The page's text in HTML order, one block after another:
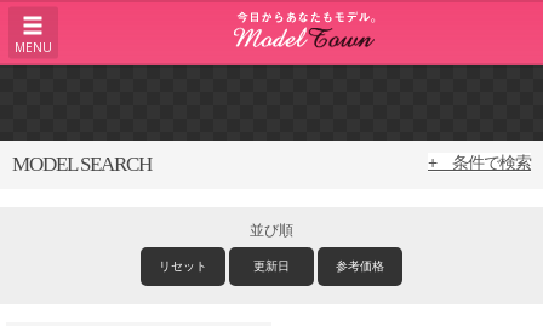
MENU
MODEL SEARCH + 条件で検索
並び順
リセット 更新日 参考価格